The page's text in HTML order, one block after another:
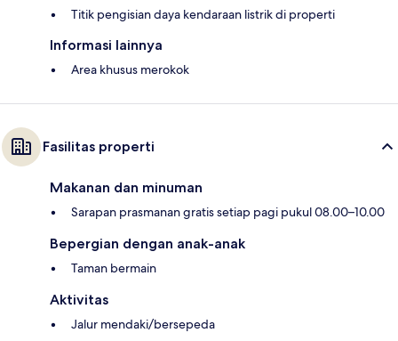
Titik pengisian daya kendaraan listrik di properti
Informasi lainnya
Area khusus merokok
Fasilitas properti
Makanan dan minuman
Sarapan prasmanan gratis setiap pagi pukul 08.00–10.00
Bepergian dengan anak-anak
Taman bermain
Aktivitas
Jalur mendaki/bersepeda